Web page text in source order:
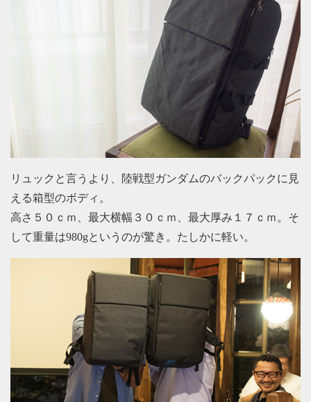
リュックと言うより、陸戦型ガンダムのバックパックに見
える箱型のボディ。
高さ５０ｃｍ、最大横幅３０ｃｍ、最大厚み１７ｃｍ。そ
して重量は980gというのが驚き。たしかに軽い。